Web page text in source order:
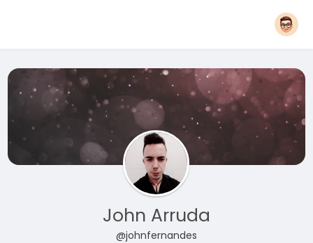
John Arruda
@johnfernandes